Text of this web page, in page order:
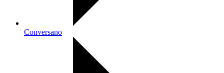
Conversano